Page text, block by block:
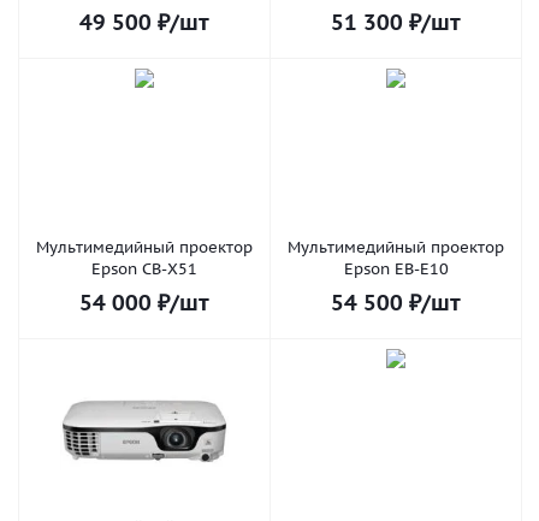
49 500 ₽/шт 51 300 ₽/шт
Мультимедийный проектор
Epson CB-X51
54 000 ₽/шт
Мультимедийный проектор
Epson EB-E10
54 500 ₽/шт